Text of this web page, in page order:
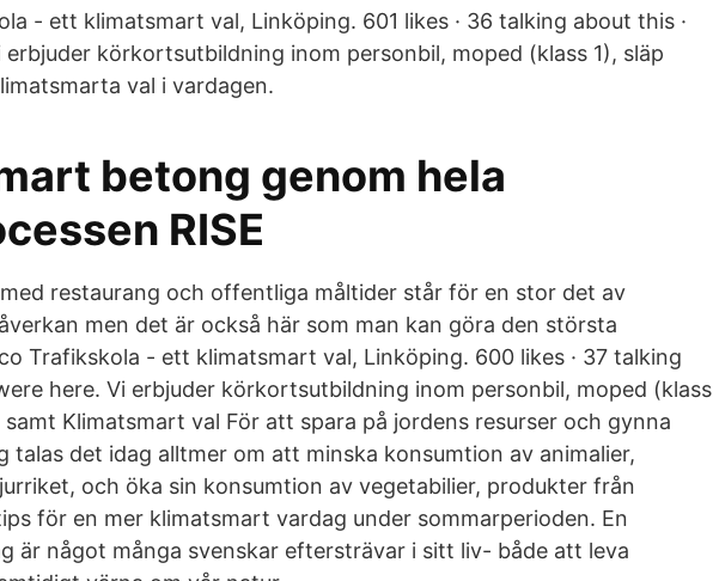
- ett klimatsmart val, Linköping. 601 likes · 36 talking about this ·
erbjuder körkortsutbildning inom personbil, moped (klass 1), släp
val i vardagen.
betong genom hela
RISE
restaurang och offentliga måltider står för en stor det av
men det är också här som man kan göra den största
Trafikskola - ett klimatsmart val, Linköping. 600 likes · 37 talking
here. Vi erbjuder körkortsutbildning inom personbil, moped (klass
samt Klimatsmart val För att spara på jordens resurser och gynna
talas det idag alltmer om att minska konsumtion av animalier,
och öka sin konsumtion av vegetabilier, produkter från
för en mer klimatsmart vardag under sommarperioden. En
är något många svenskar eftersträvar i sitt liv- både att leva